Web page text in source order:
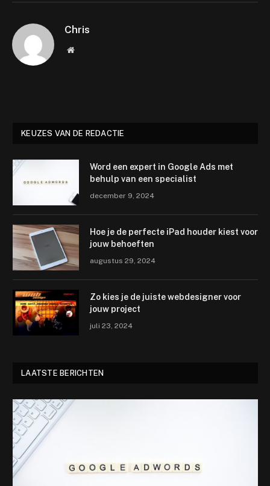
Chris
Website
KEUZES VAN DE REDACTIE
Word een expert in Google Ads met
behulp van een specialist
december 9, 2024
Hoe je de perfecte iPad houder kiest voor
jouw behoeften
augustus 29, 2024
Zo kies je de juiste webdesigner voor
jouw project
juli 23, 2024
LAATSTE BERICHTEN